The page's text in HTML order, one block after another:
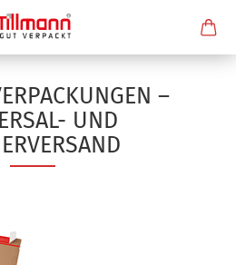
–
UND